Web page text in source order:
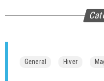
General Hiver